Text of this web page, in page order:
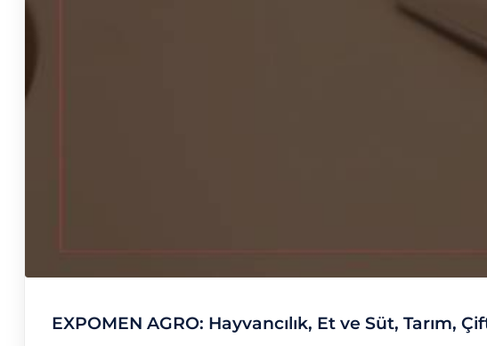
EXPOMEN AGRO: Hayvancılık, Et ve Süt, Tarım,